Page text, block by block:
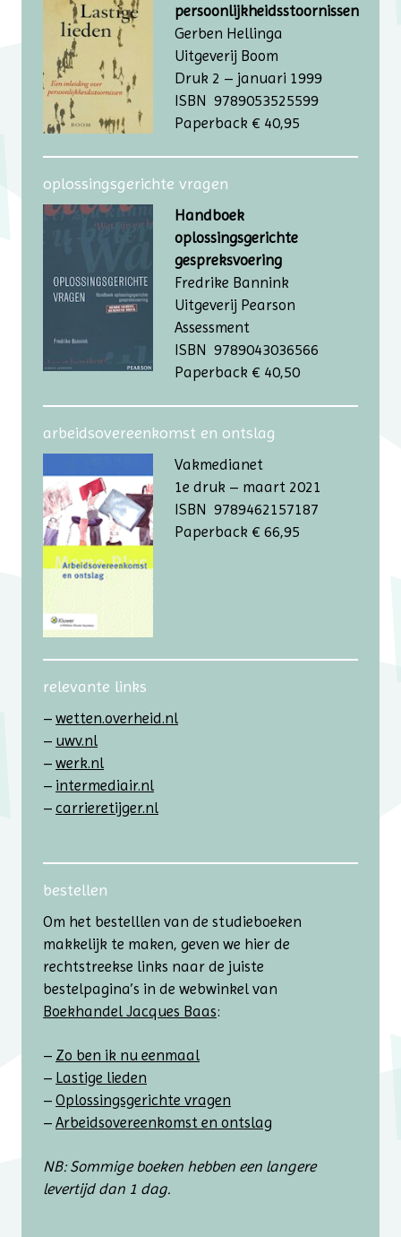
persoonlijkheidsstoornissen
Gerben Hellinga
Uitgeverij Boom
Druk 2 – januari 1999
ISBN 9789053525599
Paperback € 40,95
oplossingsgerichte vragen
Handboek
oplossingsgerichte
gespreksvoering
Fredrike Bannink
Uitgeverij Pearson
Assessment
ISBN 9789043036566
Paperback € 40,50
arbeidsovereenkomst en ontslag
Vakmedianet
1e druk – maart 2021
ISBN 9789462157187
Paperback € 66,95
relevante links
wetten.overheid.nl
uwv.nl
werk.nl
intermediair.nl
carrieretijger.nl
bestellen
Om het bestelllen van de studie­boeken
makkelijk te maken, geven we hier de
rechtstreekse links naar de juiste
bestelpagina’s in de web­winkel van
Boekhandel Jacques Baas:
Zo ben ik nu eenmaal
Lastige lieden
Oplossingsgerichte vragen
Arbeidsovereenkomst en ontslag
NB: Sommige boeken hebben een langere
levertijd dan 1 dag.